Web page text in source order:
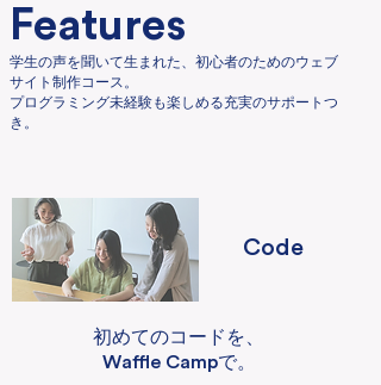
Features
学生の声を聞いて生まれた、初心者のためのウェブ
サイト制作コース。
​プログラミング未経験も楽しめる充実のサポートつ
き。
Code
初めてのコードを、
Waffle Campで。